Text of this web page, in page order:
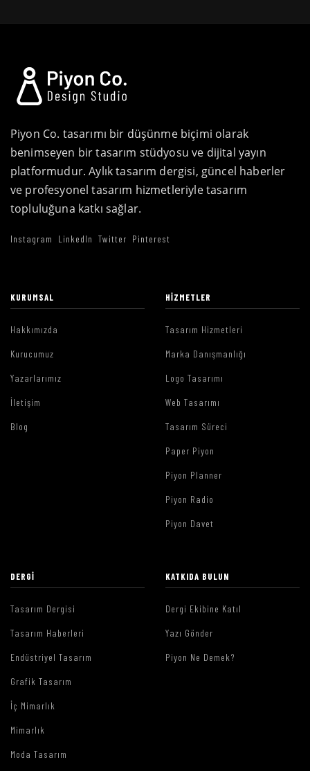
Piyon Co. tasarımı bir düşünme biçimi olarak
benimseyen bir tasarım stüdyosu ve dijital yayın
platformudur. Aylık tasarım dergisi, güncel haberler
ve profesyonel tasarım hizmetleriyle tasarım
topluluğuna katkı sağlar.
Instagram LinkedIn Twitter Pinterest
KURUMSAL
Hakkımızda
Kurucumuz
Yazarlarımız
İletişim
Blog
HIZMETLER
Tasarım Hizmetleri
Marka Danışmanlığı
Logo Tasarımı
Web Tasarımı
Tasarım Süreci
Paper Piyon
Piyon Planner
Piyon Radio
Piyon Davet
DERGI
Tasarım Dergisi
Tasarım Haberleri
Endüstriyel Tasarım
Grafik Tasarım
İç Mimarlık
Mimarlık
Moda Tasarım
KATKIDA BULUN
Dergi Ekibine Katıl
Yazı Gönder
Piyon Ne Demek?